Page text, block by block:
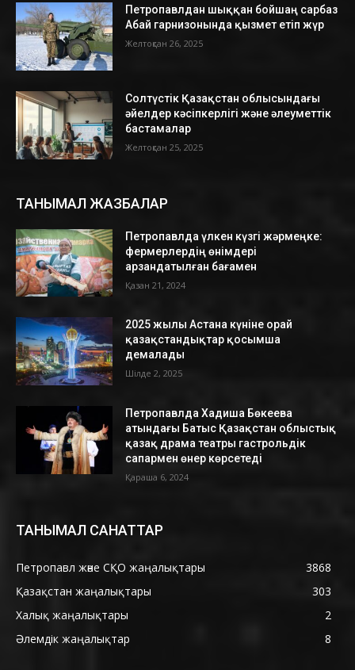
Петропавлдан шыққан бойшаң сарбаз
Абай гарнизонында қызмет етіп жүр
Желтоқсан 26, 2025
Солтүстік Қазақстан облысындағы
әйелдер кәсіпкерлігі және әлеуметтік
бастамалар
Желтоқсан 25, 2025
ТАНЫМАЛ ЖАЗБАЛАР
Петропавлда үлкен күзгі жәрмеңке:
фермерлердің өнімдері
арзандатылған бағамен
Қазан 21, 2024
2025 жылы Астана күніне орай
қазақстандықтар қосымша
демалады
Шілде 2, 2025
Петропавлда Хадиша Бөкеева
атындағы Батыс Қазақстан облыстық
қазақ драма театры гастрольдік
сапармен өнер көрсетеді
Қараша 6, 2024
ТАНЫМАЛ САНАТТАР
Петропавл және СҚО жаңалықтары
3868
Қазақстан жаңалықтары
303
Халық жаңалықтары
2
Әлемдік жаңалықтар
8